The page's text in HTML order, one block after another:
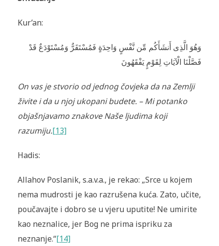
Kur’an:
وَهُوَ الَّذِى أَنشَأَكُم مِّن نَّفْسٍ وَاحِدَةٍ فَمُسْتَقَرٌّ‌ وَمُسْتَوْدَعٌ قَدْ
فَصَّلْنَا الْآيَاتِ لِقَوْمٍ يَفْقَهُونَ
On vas je stvorio od jednog čovjeka da na Zemlji
živite i da u njoj ukopani budete. – Mi potanko
objašnjavamo znakove Naše ljudima koji
razumiju.[13]
Hadis:
Allahov Poslanik, s.a.v.a., je rekao: „Srce u kojem
nema mudrosti je kao razrušena kuća. Zato, učite,
poučavajte i dobro se u vjeru uputite! Ne umirite
kao neznalice, jer Bog ne prima ispriku za
neznanje.“[14]